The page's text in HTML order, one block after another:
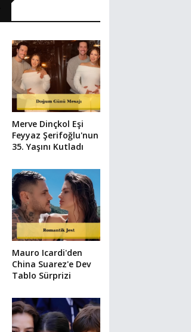
Merve Dinçkol Eşi
Feyyaz Şerifoğlu'nun
35. Yaşını Kutladı
Mauro Icardi'den
China Suarez'e Dev
Tablo Sürprizi